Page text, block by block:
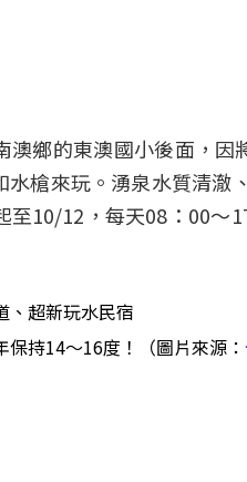
鄉的東澳國小後面，
槍來玩。湧泉水質清澈
10/12，每天08：00～
持14～16度！（圖片來源：